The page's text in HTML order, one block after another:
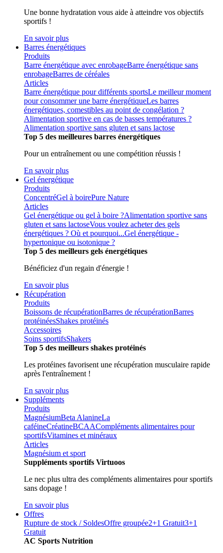
Une bonne hydratation vous aide à atteindre vos objectifs
sportifs !
En savoir plus
Barres énergétiques
Produits
Barre énergétique avec enrobageBarre énergétique sans
enrobageBarres de céréales
Articles
Barre énergétique pour différents sportsLe meilleur moment
pour consommer une barre énergétiqueLes barres
énergétiques, comestibles au point de congélation ?
Alimentation sportive en cas de basses températures ?
Alimentation sportive sans gluten et sans lactose
Top 5 des meilleures barres énergétiques
Pour un entraînement ou une compétition réussis !
En savoir plus
Gel énergétique
Produits
ConcentréGel à boirePure Nature
Articles
Gel énergétique ou gel à boire ?Alimentation sportive sans
gluten et sans lactoseVous voulez acheter des gels
énergétiques ? Où et pourquoi...Gel énergétique -
hypertonique ou isotonique ?
Top 5 des meilleurs gels énergétiques
Bénéficiez d'un regain d'énergie !
En savoir plus
Récupération
Produits
Boissons de récupérationBarres de récupérationBarres
protéinéesShakes protéinés
Accessoires
Soins sportifsShakers
Top 5 des meilleurs shakes protéinés
Les protéines favorisent une récupération musculaire rapide
après l'entraînement !
En savoir plus
Suppléments
Produits
MagnésiumBeta AlanineLa
caféineCréatineBCAACompléments alimentaires pour
sportifsVitamines et minéraux
Articles
Magnésium et sport
Suppléments sportifs Virtuoos
Le nec plus ultra des compléments alimentaires pour sportifs
sans dopage !
En savoir plus
Offres
Rupture de stock / SoldesOffre groupée2+1 Gratuit3+1
Gratuit
AC Sports Nutrition